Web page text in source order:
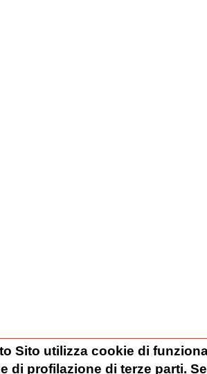
Sito utilizza cookie di
di profilazione di terze parti.